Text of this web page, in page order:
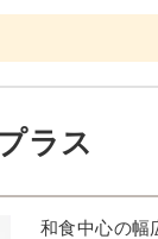
ラス
和食中心の幅